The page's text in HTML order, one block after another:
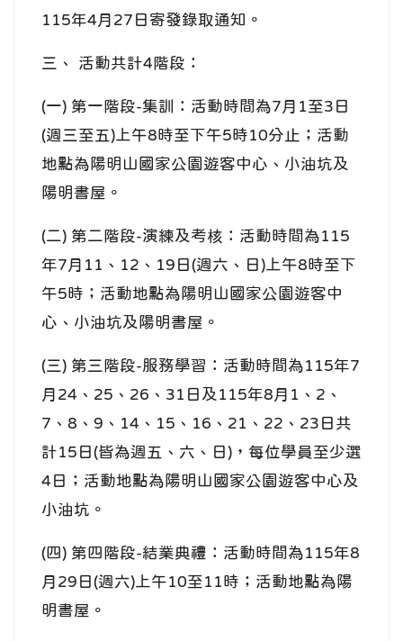
115年4月27日寄發錄取通知。
三、 活動共計4階段：
(一) 第一階段-集訓：活動時間為7月1至3日
(週三至五)上午8時至下午5時10分止；活動
地點為陽明山國家公園遊客中心、小油坑及
陽明書屋。
(二) 第二階段-演練及考核：活動時間為115
年7月11、12、19日(週六、日)上午8時至下
午5時；活動地點為陽明山國家公園遊客中
心、小油坑及陽明書屋。
(三) 第三階段-服務學習：活動時間為115年7
月24、25、26、31日及115年8月1、2、
7、8、9、14、15、16、21、22、23日共
計15日(皆為週五、六、日)，每位學員至少選
4日；活動地點為陽明山國家公園遊客中心及
小油坑。
(四) 第四階段-結業典禮：活動時間為115年8
月29日(週六)上午10至11時；活動地點為陽
明書屋。